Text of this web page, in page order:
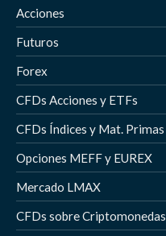
Acciones
Futuros
Forex
CFDs Acciones y ETFs
CFDs Índices y Mat. Primas
Opciones MEFF y EUREX
Mercado LMAX
CFDs sobre Criptomonedas